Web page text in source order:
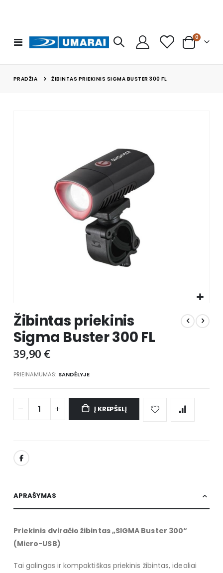
Toggle
Nav
Cart
0prekės
PRADŽIA ŽIBINTAS PRIEKINIS SIGMA BUSTER 300 FL
to
the
beginning
of
the
images
Žibintas priekinis
Sigma Buster 300 FL
39,90 €
PRIEINAMUMAS: SANDĖLYJE
Į KREPŠELĮ
APRAŠYMAS
Priekinis dviračio žibintas „SIGMA Buster 300“
(Micro-USB)
Tai galingas ir kompaktiškas priekinis žibintas, idealiai